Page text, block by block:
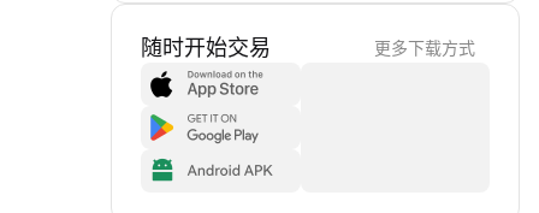
随时开始交易 更多下载方式